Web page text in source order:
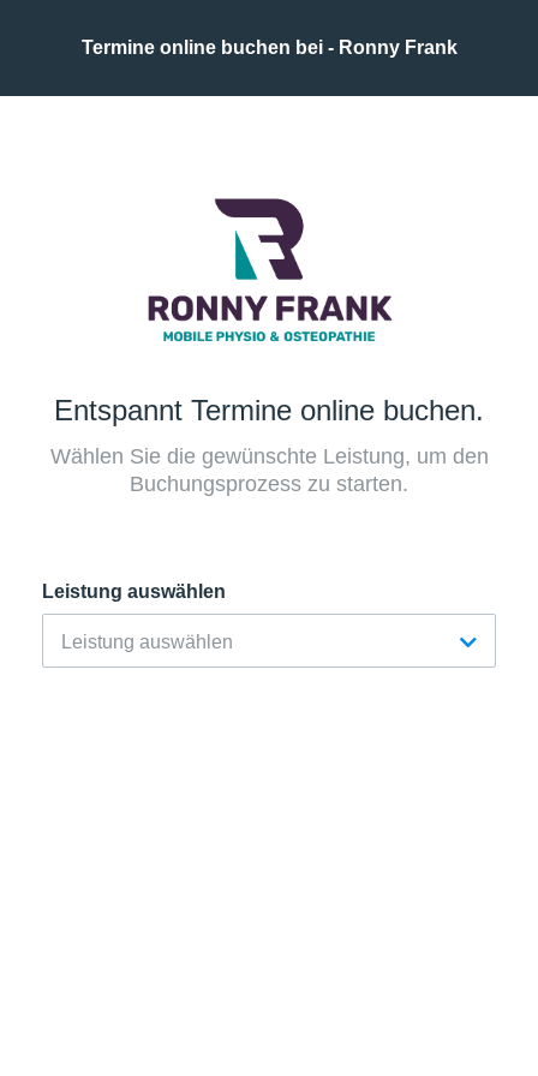
Termine online buchen bei - Ronny Frank
Entspannt Termine online buchen.
Wählen Sie die gewünschte Leistung, um den
Buchungsprozess zu starten.
Leistung auswählen